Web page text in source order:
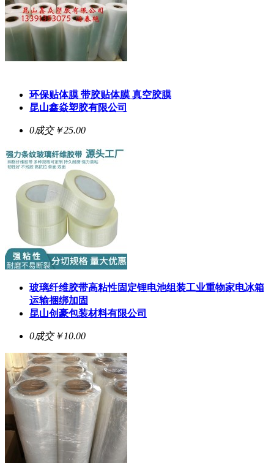
环保贴体膜 带胶贴体膜 真空胶膜
昆山鑫焱塑胶有限公司
0成交￥25.00
玻璃纤维胶带高粘性固定锂电池组装工业重物家电冰箱
运输捆绑加固
昆山创豪包装材料有限公司
0成交￥10.00